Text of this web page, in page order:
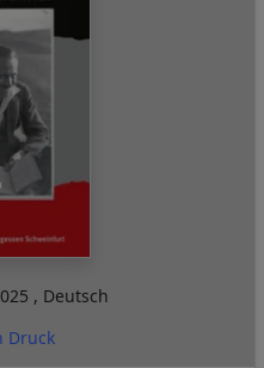
, Deutsch
Druck